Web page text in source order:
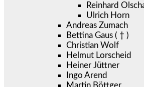
Reinhard
Ulrich Horn
Andreas Zumach
Bettina Gaus ( † )
Christian Wolf
Helmut Lorscheid
Heiner Jüttner
Ingo Arend
Martin Böttger